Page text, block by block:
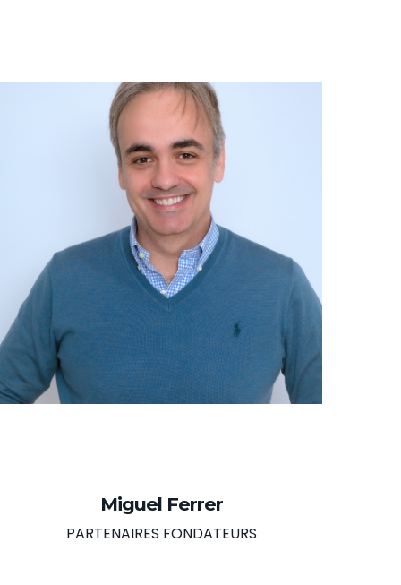
Miguel Ferrer
PARTENAIRES FONDATEURS